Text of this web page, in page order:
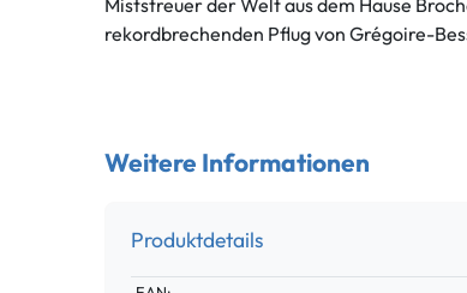
Miststreuer der Welt aus dem Hause
rekordbrechenden Pflug von Grégoire-
Weitere Informationen
Produktdetails